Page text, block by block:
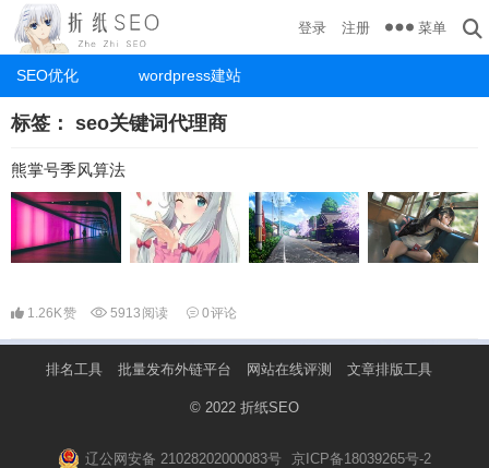
SEO优化 wordpress建站
登录 注册 菜单
标签： seo关键词代理商
熊掌号季风算法
1.26K赞 5913 阅读 0评论
排名工具 批量发布外链平台 网站在线评测 文章排版工具
© 2022 折纸SEO
辽公网安备 21028202000083号 京ICP备18039265号-2